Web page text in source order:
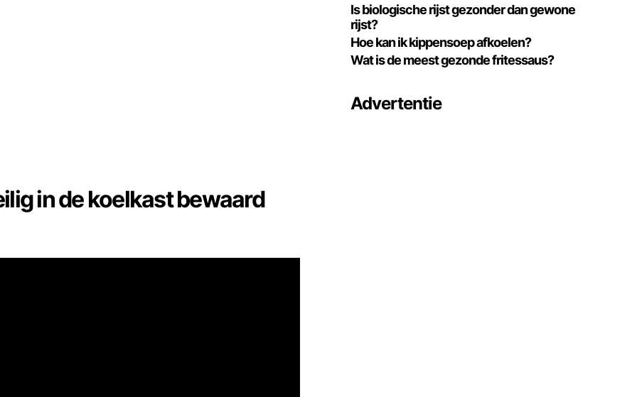
in de koelkast bewaard
Is biologische rijst gezonder dan gewone
rijst?
Hoe kan ik kippensoep afkoelen?
Wat is de meest gezonde fritessaus?
Advertentie